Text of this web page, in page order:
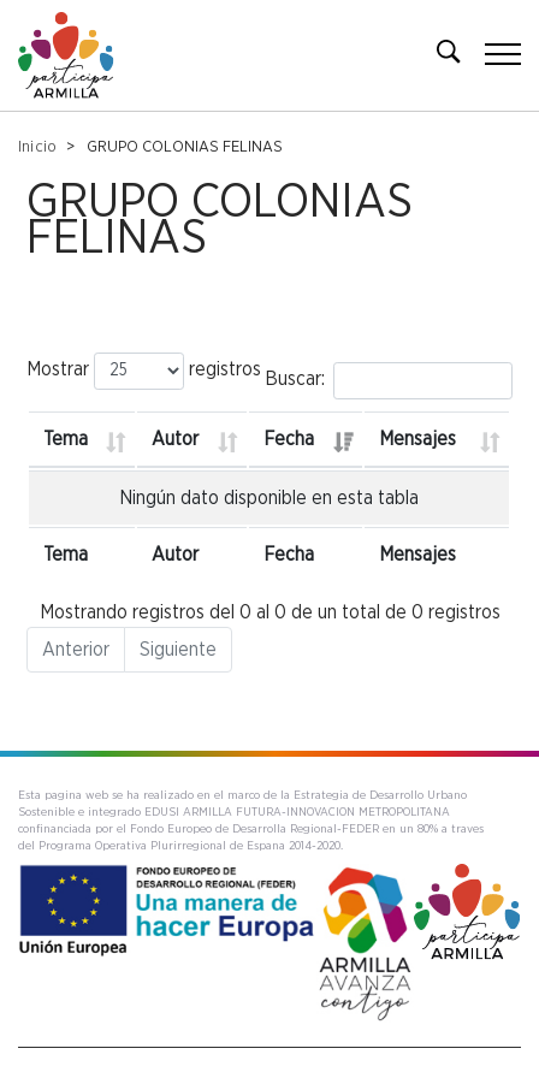
Inicio GRUPO COLONIAS FELINAS
GRUPO COLONIAS
FELINAS
Mostrar registros Buscar:
Tema Autor Fecha Mensajes
Ningún dato disponible en esta tabla
Tema Autor Fecha Mensajes
Mostrando registros del 0 al 0 de un total de 0 registros
Anterior
Siguiente
Esta pagina web se ha realizado en el marco de la Estrategia de Desarrollo Urbano
Sostenible e integrado EDUSI ARMILLA FUTURA-INNOVACION METROPOLITANA
confinanciada por el Fondo Europeo de Desarrolla Regional-FEDER en un 80% a traves
del Programa Operativa Plurirregional de Espana 2014-2020.